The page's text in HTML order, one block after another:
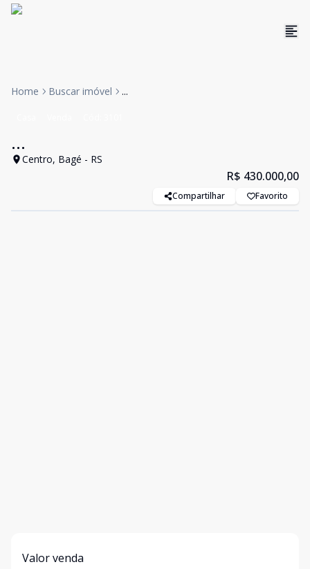
Home Buscar imóvel ...
...
Centro, Bagé - RS
R$ 430.000,00
Compartilhar Favorito
Valor venda